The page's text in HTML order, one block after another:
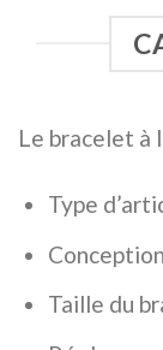
Le bracelet à
Type
Taille du